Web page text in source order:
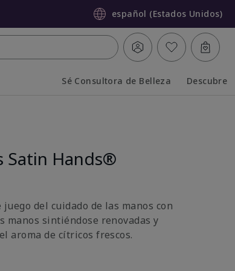
español (Estados Unidos)
Sé Consultora de Belleza Descubre
Satin Hands®
del cuidado de las manos con
manos sintiéndose renovadas y
aroma de cítricos frescos.